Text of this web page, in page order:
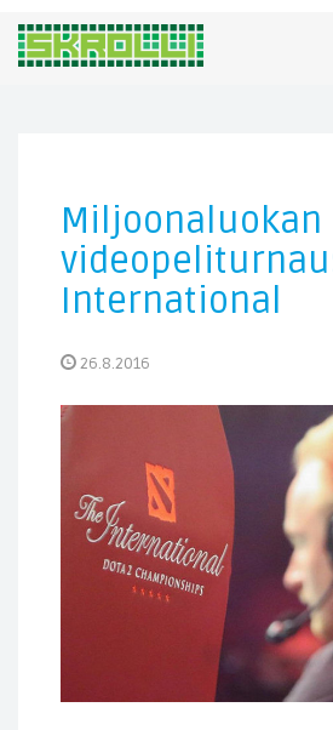
Miljoonaluokan
International
26.8.2016